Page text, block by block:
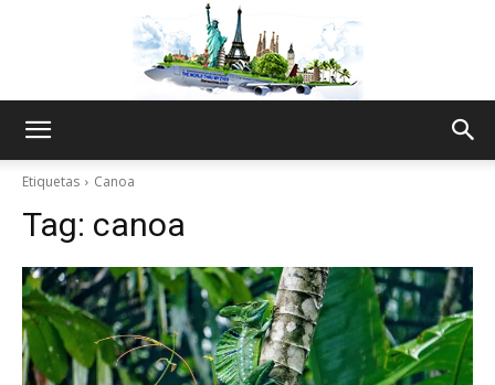
Thru
Etiquetas Canoa
Tag: canoa